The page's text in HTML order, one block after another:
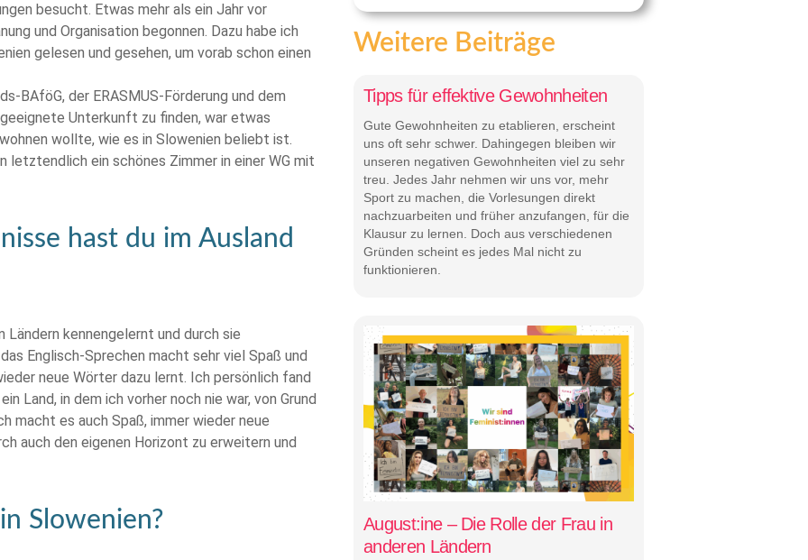
besucht. Etwas mehr als ein Jahr vor
und Organisation begonnen. Dazu habe ich
gelesen und gesehen, um vorab schon einen
BAföG, der ERASMUS-Förderung und dem
Unterkunft zu finden, war etwas
wollte, wie es in Slowenien beliebt ist.
letztendlich ein schönes Zimmer in einer WG mit
hast du im Ausland
kennengelernt und durch sie
Englisch-Sprechen macht sehr viel Spaß und
neue Wörter dazu lernt. Ich persönlich fand
Land, in dem ich vorher noch nie war, von Grund
macht es auch Spaß, immer wieder neue
auch den eigenen Horizont zu erweitern und
Slowenien?
Weitere Beiträge
Tipps für effektive Gewohnheiten
Gute Gewohnheiten zu etablieren, erscheint
uns oft sehr schwer. Dahingegen bleiben wir
unseren negativen Gewohnheiten viel zu sehr
treu. Jedes Jahr nehmen wir uns vor, mehr
Sport zu machen, die Vorlesungen direkt
nachzuarbeiten und früher anzufangen, für die
Klausur zu lernen. Doch aus verschiedenen
Gründen scheint es jedes Mal nicht zu
funktionieren.
August:ine – Die Rolle der Frau in
anderen Ländern